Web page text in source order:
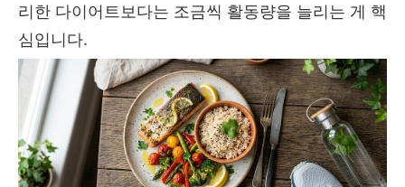
리한 다이어트보다는 조금씩 활동량을 늘리는 게 핵
심입니다.